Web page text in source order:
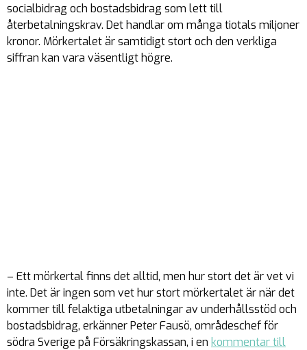
socialbidrag och bostadsbidrag som lett till
återbetalningskrav. Det handlar om många tiotals miljoner
kronor. Mörkertalet är samtidigt stort och den verkliga
siffran kan vara väsentligt högre.
– Ett mörkertal finns det alltid, men hur stort det är vet vi
inte. Det är ingen som vet hur stort mörkertalet är när det
kommer till felaktiga utbetalningar av underhållsstöd och
bostadsbidrag, erkänner Peter Fausö, områdeschef för
södra Sverige på Försäkringskassan, i en kommentar till